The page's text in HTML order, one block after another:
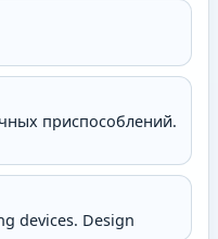
приспособлений.
devices. Design